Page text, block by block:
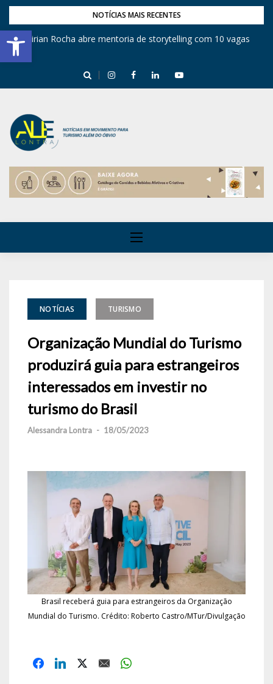
Barra de Ferramentas Aberta
NOTÍCIAS MAIS RECENTES
Mirian Rocha abre mentoria de storytelling com 10 vagas
NOTÍCIAS TURISMO
Organização Mundial do Turismo
produzirá guia para estrangeiros
interessados em investir no
turismo do Brasil
Alessandra Lontra - 18/05/2023
Brasil receberá guia para estrangeiros da Organização
Mundial do Turismo. Crédito: Roberto Castro/MTur/Divulgação